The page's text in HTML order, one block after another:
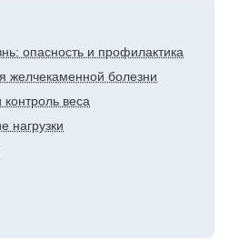
опасность и профилактика
желчекаменной болезни
веса
нагрузки